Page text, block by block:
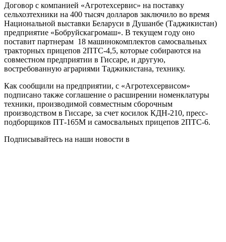
Договор с компанией «Агротехсервис» на поставку
сельхозтехники на 400 тысяч долларов заключило во время
Национальной выставки Беларуси в Душанбе (Таджикистан)
предприятие «Бобруйскагромаш». В текущем году оно
поставит партнерам 18 машинокомплектов самосвальных
тракторных прицепов 2ПТС-4,5, которые собираются на
совместном предприятии в Гиссаре, и другую,
востребованную аграриями Таджикистана, технику.
Как сообщили на предприятии, с «Агротехсервисом»
подписано также соглашение о расширении номенклатуры
техники, производимой совместным сборочным
производством в Гиссаре, за счет косилок КДН-210, пресс-
подборщиков ПТ-165М и самосвальных прицепов 2ПТС-6.
Подписывайтесь на наши новости в